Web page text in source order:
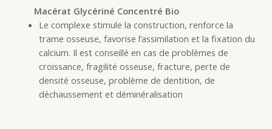
Macérat Glycériné Concentré Bio
Le complexe stimule la construction, renforce la
trame osseuse, favorise l’assimilation et la fixation du
calcium. Il est conseillé en cas de problèmes de
croissance, fragilité osseuse, fracture, perte de
densité osseuse, problème de dentition, de
déchaussement et déminéralisation